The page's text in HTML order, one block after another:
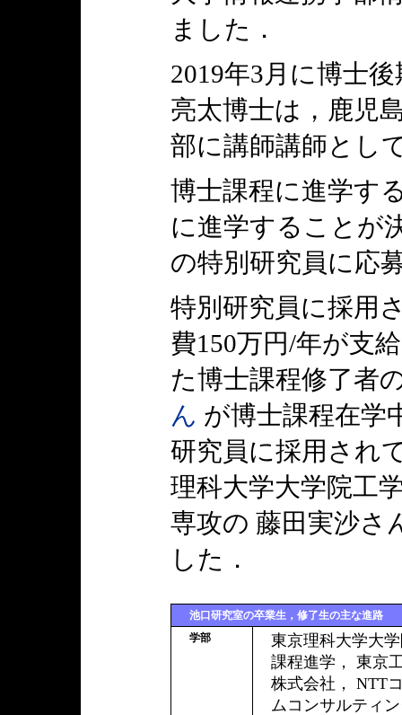
ました．
2019年3月に博士
亮太博士は，鹿児
部に講師講師とし
博士課程に進学す
に進学することが
の特別研究員に応
特別研究員に採用
費150万円/年が支
た博士課程修了者
ん が博士課程在学
研究員に採用され
理科大学大学院工
専攻の 藤田実沙さ
した．
池口研究室の卒業生，修了生の主な進路
学部
東京理科大学大
課程進学， 東京
株式会社， NTT
ムコンサルティ